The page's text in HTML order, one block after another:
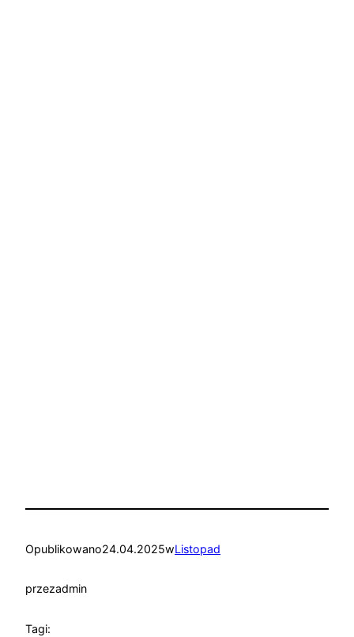
Opublikowano24.04.2025wListopad
przezadmin
Tagi: